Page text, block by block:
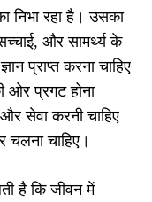
निभा रहा है। उसका
और सामर्थ्य के
प्राप्त करना चाहिए
ओर प्रगट होना
सेवा करनी चाहिए
चलना चाहिए।
है कि जीवन में